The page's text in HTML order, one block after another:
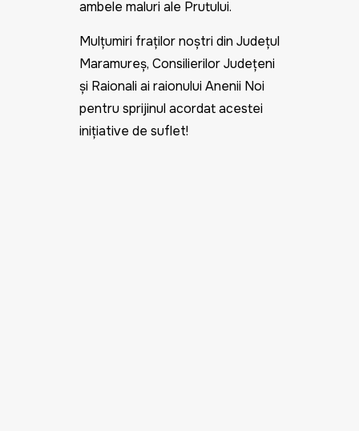
ambele maluri ale Prutului.
Mulțumiri fraților noștri din Județul
Maramureș, Consilierilor Județeni
și Raionali ai raionului Anenii Noi
pentru sprijinul acordat acestei
inițiative de suflet!